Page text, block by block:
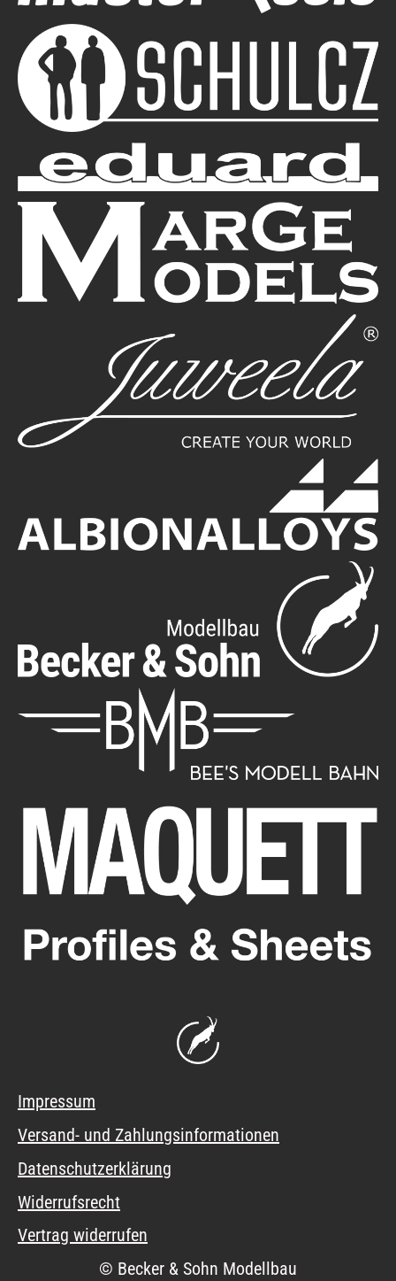
Impressum
Versand- und Zahlungsinformationen
Datenschutzerklärung
Widerrufsrecht
Vertrag widerrufen
© Becker & Sohn Modellbau